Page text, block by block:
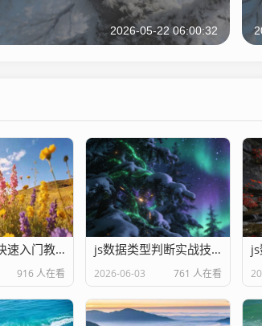
2026-05-22 06:00:32
js基础语法快速入门教程
916 人在看
js数据类型判断实战技巧
2026-06-03 761 人在看